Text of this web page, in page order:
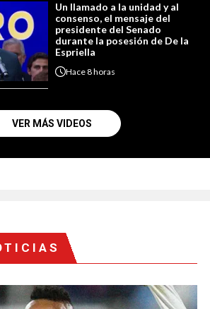
Un llamado a la unidad y al
consenso, el mensaje del
presidente del Senado
durante la posesión de De la
Espriella
Hace8 horas
VER MÁS VIDEOS